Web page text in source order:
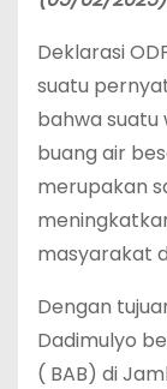
Deklarasi
suatu
bahwa
buang air
merupakan
masyarakat
Dengan
Dadimulyo
( BAB) di